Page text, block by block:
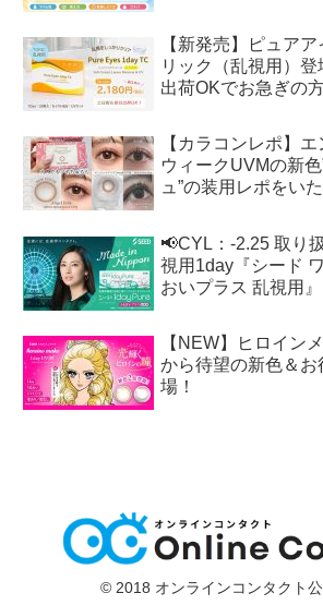
【新発売】ピュア
リック（乱視用）登
出荷OKでお急ぎの
【カラコンレポ】
ウィークUVMの新
ュ”の装用レポをい
📢CYL：-2.25 取り
視用1day『シード
おいプラス 乱視用』
【NEW】ヒロイン
から待望の新色＆
場！
© 2018 オンラインコンタクト公